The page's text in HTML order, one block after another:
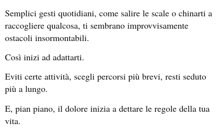
Semplici gesti quotidiani, come salire le scale o chinarti a
raccogliere qualcosa, ti sembrano improvvisamente
ostacoli insormontabili.
Così inizi ad adattarti.
Eviti certe attività, scegli percorsi più brevi, resti seduto
più a lungo.
E, pian piano, il dolore inizia a dettare le regole della tua
vita.